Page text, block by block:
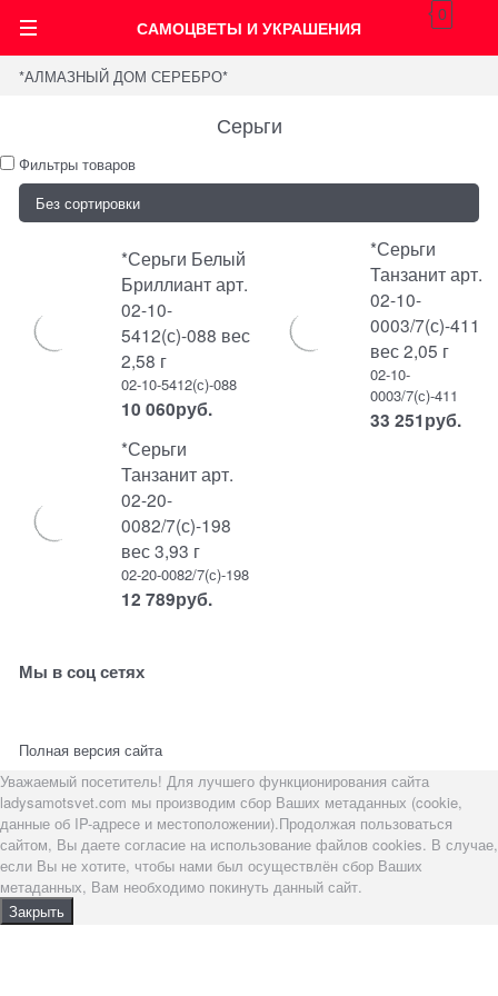
САМОЦВЕТЫ И УКРАШЕНИЯ
0
*АЛМАЗНЫЙ ДОМ СЕРЕБРО*
Серьги
Фильтры товаров
*Серьги Белый
Бриллиант арт.
02-10-
5412(с)-088 вес
2,58 г
02-10-5412(с)-088
10 060руб.
*Серьги
Танзанит арт.
02-10-
0003/7(с)-411
вес 2,05 г
02-10-
0003/7(с)-411
33 251руб.
*Серьги
Танзанит арт.
02-20-
0082/7(с)-198
вес 3,93 г
02-20-0082/7(с)-198
12 789руб.
Мы в соц сетях
Полная версия сайта
Уважаемый посетитель! Для лучшего функционирования сайта
ladysamotsvet.com мы производим сбор Ваших метаданных (cookie,
данные об IP-адресе и местоположении).Продолжая пользоваться
сайтом, Вы даете согласие на использование файлов cookies. В случае,
если Вы не хотите, чтобы нами был осуществлён сбор Ваших
метаданных, Вам необходимо покинуть данный сайт.
Закрыть